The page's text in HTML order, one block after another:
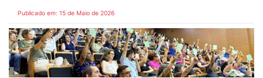
Publicado em: 15 de Maio de 2026